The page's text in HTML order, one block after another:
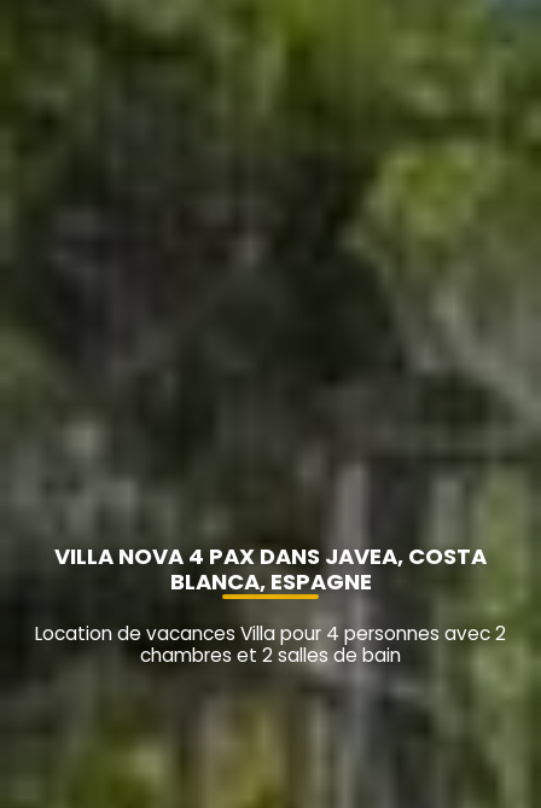
VILLA NOVA 4 PAX DANS JAVEA, COSTA
BLANCA, ESPAGNE
Location de vacances Villa pour 4 personnes avec 2
chambres et 2 salles de bain